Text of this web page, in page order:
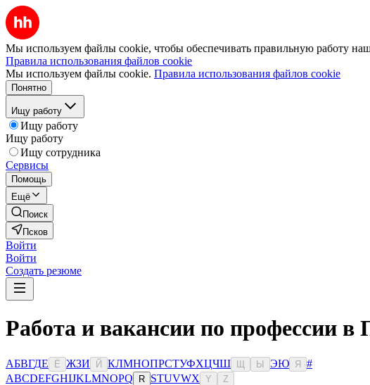
Мы используем файлы cookie, чтобы обеспечивать правильную работу
Правила использования файлов cookie
Мы используем файлы cookie. Правила использования файлов cookie
Понятно
Ищу работу
Ищу работу
Ищу работу
Ищу сотрудника
Сервисы
Помощь
Ещё
Поиск
Псков
Войти
Войти
Создать резюме
Работа и вакансии по профессии в
АБВГДЕ Ё ЖЗИ Й КЛМНОПРСТУФХЦЧШ Ы ЭЮ Я
#
ABCDEFGHIJKLMNOPQ R STUVWX Y Z